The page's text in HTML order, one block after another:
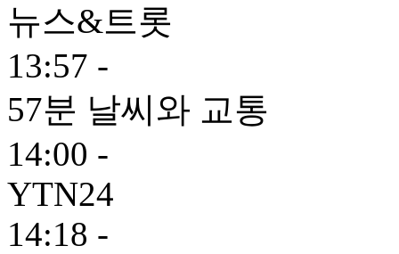
뉴스&트롯
13:57 -
57분 날씨와 교통
14:00 -
YTN24
14:18 -